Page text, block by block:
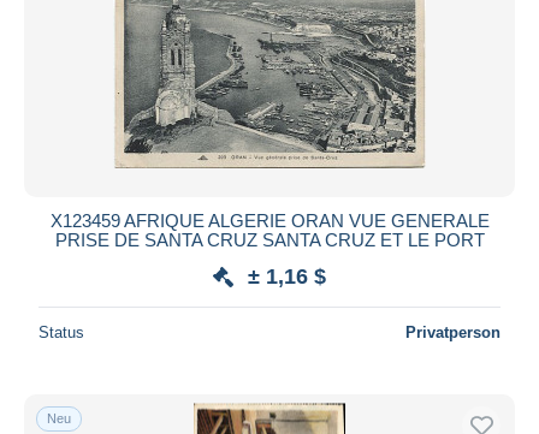
X123459 AFRIQUE ALGERIE ORAN VUE GENERALE
PRISE DE SANTA CRUZ SANTA CRUZ ET LE PORT
± 1,16 $
Status Privatperson
Neu